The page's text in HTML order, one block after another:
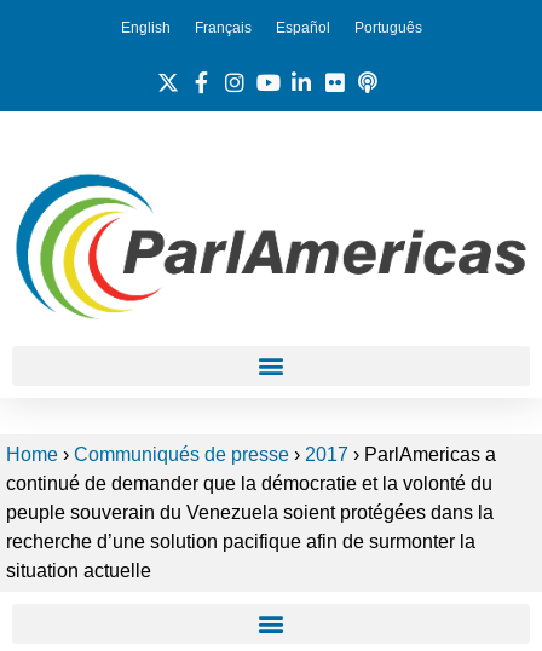
English Français Español Português
Home › Communiqués de presse › 2017 › ParlAmericas a
continué de demander que la démocratie et la volonté du
peuple souverain du Venezuela soient protégées dans la
recherche d’une solution pacifique afin de surmonter la
situation actuelle